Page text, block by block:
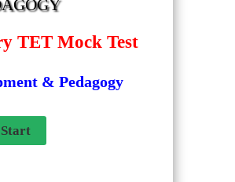
TET Mock Test
& Pedagogy